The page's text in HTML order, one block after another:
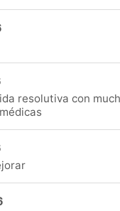
resolutiva con